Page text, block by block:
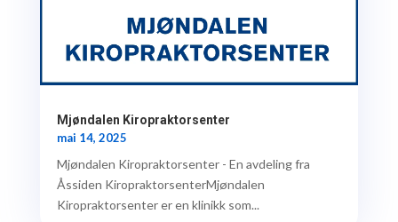
Mjøndalen Kiropraktorsenter
mai 14, 2025
Mjøndalen Kiropraktorsenter - En avdeling fra
Åssiden KiropraktorsenterMjøndalen
Kiropraktorsenter er en klinikk som...